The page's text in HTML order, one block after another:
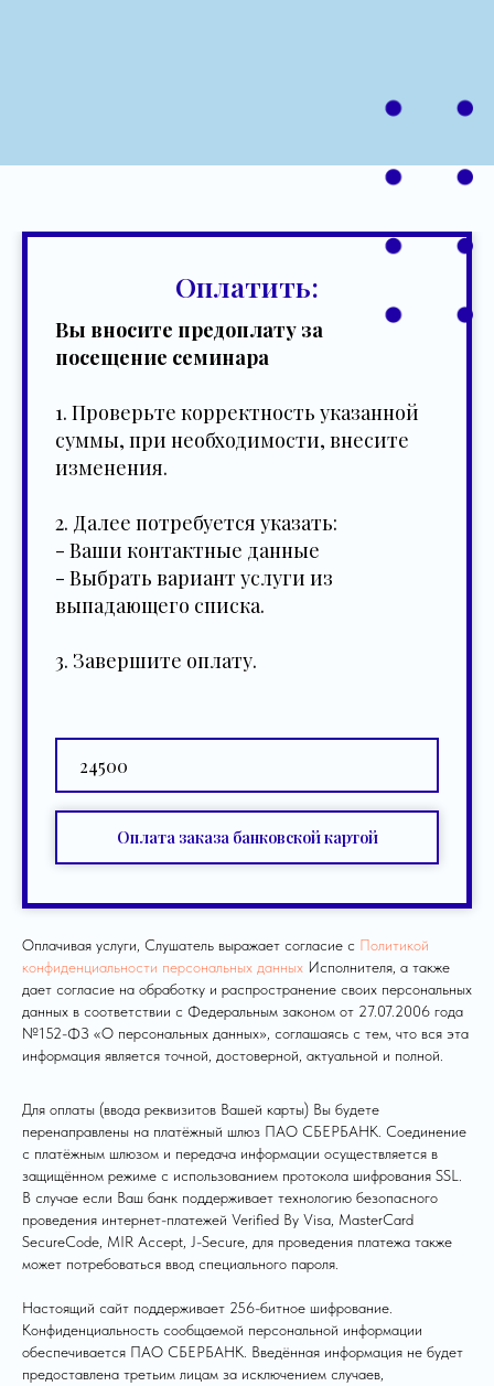
Оплатить:
Вы вносите предоплату за
посещение семинара
1. Проверьте корректность указанной
суммы, при необходимости, внесите
изменения.
2. Далее потребуется указать:
- Ваши контактные данные
- Выбрать вариант услуги из
выпадающего списка.
3. Завершите оплату.
Оплата заказа банковской картой
Оплачивая услуги, Слушатель выражает согласие с Политикой
конфиденциальности персональных данных Исполнителя, а также
дает согласие на обработку и распространение своих персональных
данных в соответствии с Федеральным законом от 27.07.2006 года
№152-ФЗ «О персональных данных», соглашаясь с тем, что вся эта
информация является точной, достоверной, актуальной и полной.
Для оплаты (ввода реквизитов Вашей карты) Вы будете
перенаправлены на платёжный шлюз ПАО СБЕРБАНК. Соединение
с платёжным шлюзом и передача информации осуществляется в
защищённом режиме с использованием протокола шифрования SSL.
В случае если Ваш банк поддерживает технологию безопасного
проведения интернет-платежей Verified By Visa, MasterCard
SecureCode, MIR Accept, J-Secure, для проведения платежа также
может потребоваться ввод специального пароля.
Настоящий сайт поддерживает 256-битное шифрование.
Конфиденциальность сообщаемой персональной информации
обеспечивается ПАО СБЕРБАНК. Введённая информация не будет
предоставлена третьим лицам за исключением случаев,